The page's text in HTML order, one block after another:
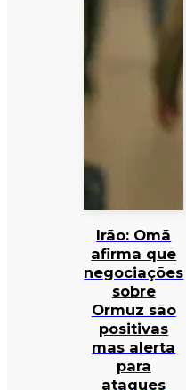
Irão: Omã
afirma que
negociações
sobre
Ormuz são
positivas
mas alerta
para
ataques